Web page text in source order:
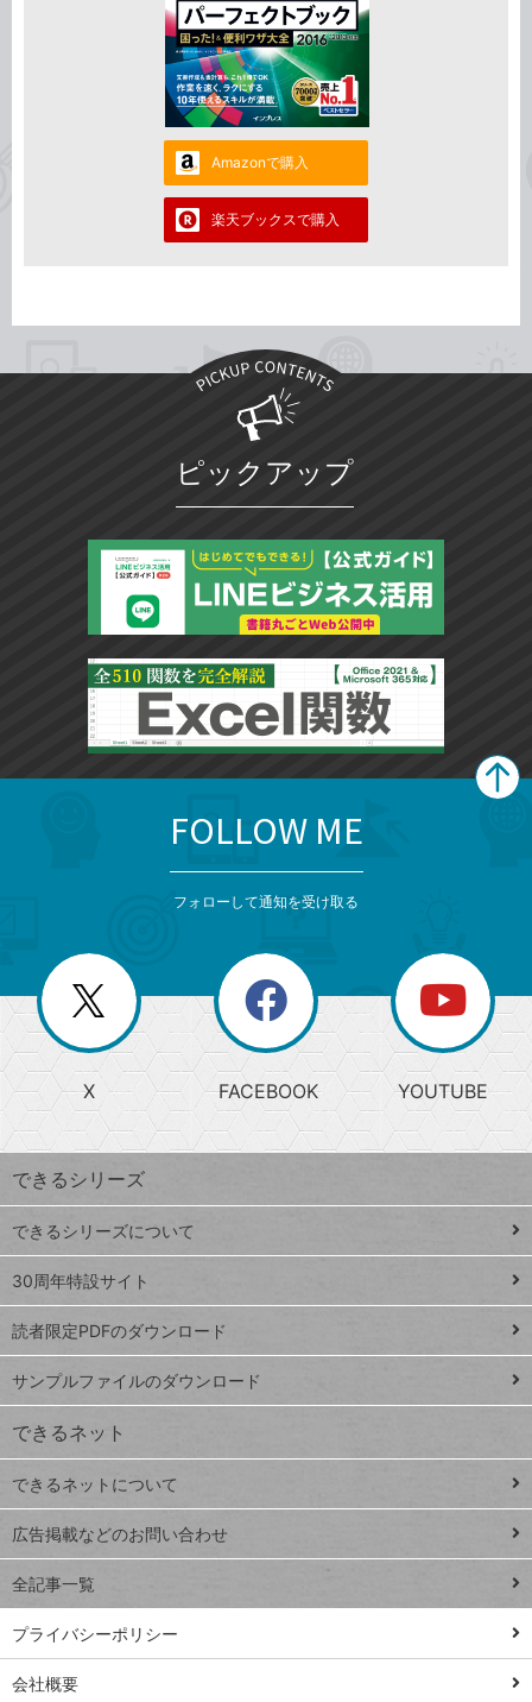
Amazonで購入
楽天ブックスで購入
ピックアップ
じ
る
search
検
索
上
昇
ワ
ー
ド
Google
スプレ
ッドシ
ート
iPhone
VLOOKUP
close
閉じ
る
閉
じ
る
ー
か
ら
探
す
ト
ッ
プ
ペ
ジ
連載
Excel Q&A
トイアンナ流仕
事術
PowerAutomate
ではじめる業務
の完全自動化
AI議事録作成術
FOLLOW ME
フォローして通知を受け取る
X FACEBOOK YOUTUBE
できるシリーズ
できるシリーズについて
30周年特設サイト
読者限定PDFのダウンロード
サンプルファイルのダウンロード
できるネット
できるネットについて
広告掲載などのお問い合わせ
全記事一覧
プライバシーポリシー
会社概要